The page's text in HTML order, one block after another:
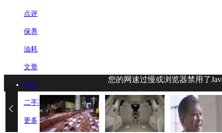
点评
保养
油耗
文章
论坛
二手车
更多
您的网速过慢或浏览器禁用了